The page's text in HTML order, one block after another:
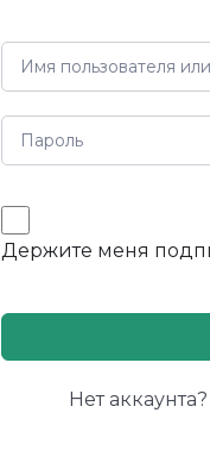
Держите меня
Нет аккаунта?